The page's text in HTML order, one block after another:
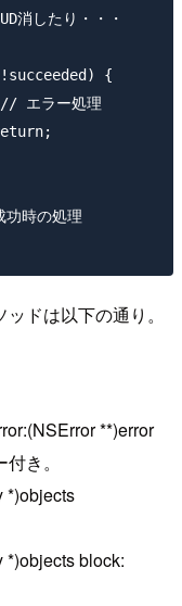
したり・・・
{
エラー処理
時の処理
ドは以下の通り。
**)error
き。
*)objects
block: